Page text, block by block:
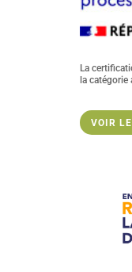
La
la
VOIR